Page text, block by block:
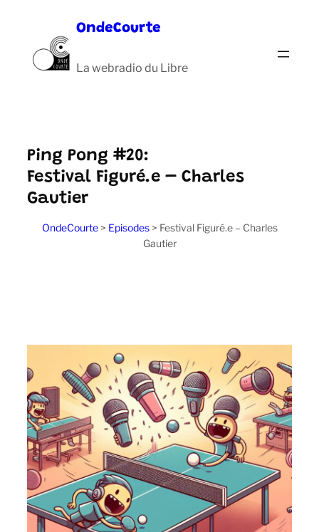
contenu
OndeCourte
La webradio du Libre
Ping Pong #20:
Festival Figuré.e – Charles
Gautier
OndeCourte> Episodes> Festival Figuré.e – Charles
Gautier